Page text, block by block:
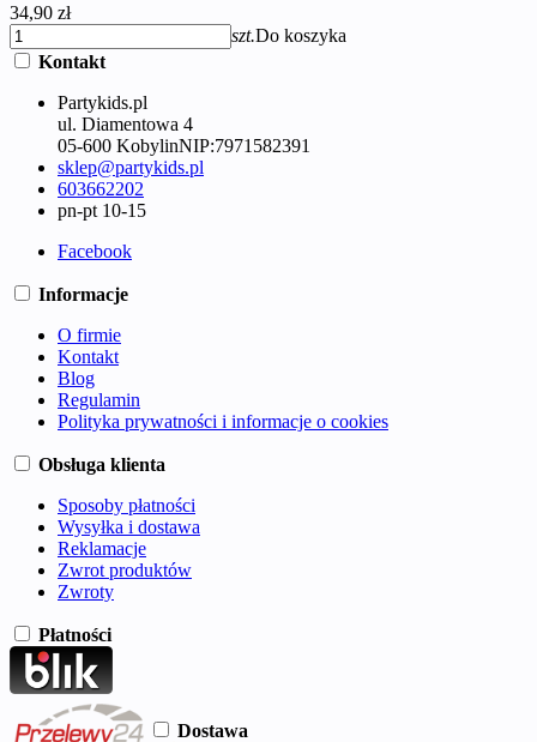
34,90 zł
szt.Do koszyka
Kontakt
Partykids.pl
ul. Diamentowa 4
05-600 KobylinNIP:7971582391
sklep@partykids.pl
603662202
pn-pt 10-15
Facebook
Informacje
O firmie
Kontakt
Blog
Regulamin
Polityka prywatności i informacje o cookies
Obsługa klienta
Sposoby płatności
Wysyłka i dostawa
Reklamacje
Zwrot produktów
Zwroty
Płatności
Dostawa